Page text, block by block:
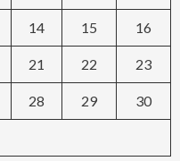
14 15 16
21 22 23
28 29 30